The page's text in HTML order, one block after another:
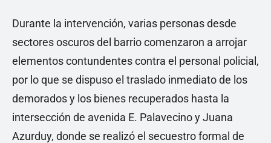
Durante la intervención, varias personas desde
sectores oscuros del barrio comenzaron a arrojar
elementos contundentes contra el personal policial,
por lo que se dispuso el traslado inmediato de los
demorados y los bienes recuperados hasta la
intersección de avenida E. Palavecino y Juana
Azurduy, donde se realizó el secuestro formal de